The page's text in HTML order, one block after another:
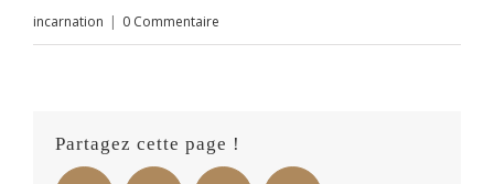
incarnation | 0 Commentaire
Partagez cette page !